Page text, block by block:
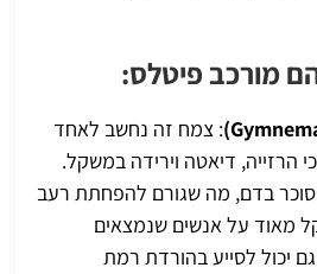
מורכב פיטלס:
: צמח זה נחשב לאחד
הרזייה, דיאטה וירידה במשקל.
סוכר בדם, מה שגורם להפחתת רעב
מאוד על אנשים שנמצאים
יכול לסייע בהורדת רמת